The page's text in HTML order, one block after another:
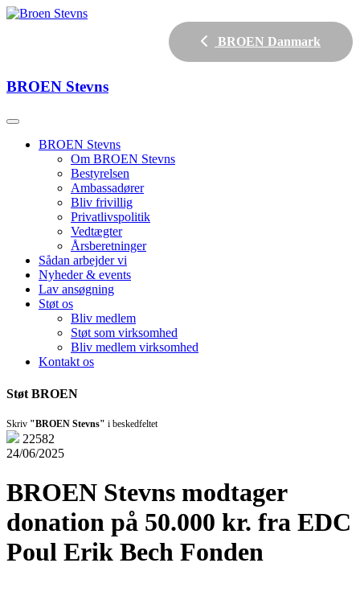
BROEN Danmark
BROEN Stevns
BROEN Stevns
Om BROEN Stevns
Bestyrelsen
Ambassadører
Bliv frivillig
Privatlivspolitik
Vedtægter
Årsberetninger
Sådan arbejder vi
Nyheder & events
Lav ansøgning
Støt os
Bliv medlem
Støt som virksomhed
Bliv medlem virksomhed
Kontakt os
Støt BROEN
Skriv "BROEN Stevns" i beskedfeltet
22582
24/06/2025
BROEN Stevns modtager
donation på 50.000 kr. fra EDC
Poul Erik Bech Fonden